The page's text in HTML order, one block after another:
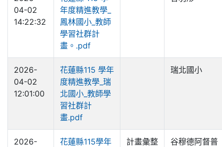
04-02
14:22:32
年度精進教學_
鳳林國小_教師
學習社群計
畫。.pdf
2026-
04-02
12:01:00
花蓮縣115 學年
度精進教學_瑞
北國小_教師學
習社群計
畫.pdf
瑞北國小
2026-
花蓮縣115學年
計畫彙整
谷穆德阿督普